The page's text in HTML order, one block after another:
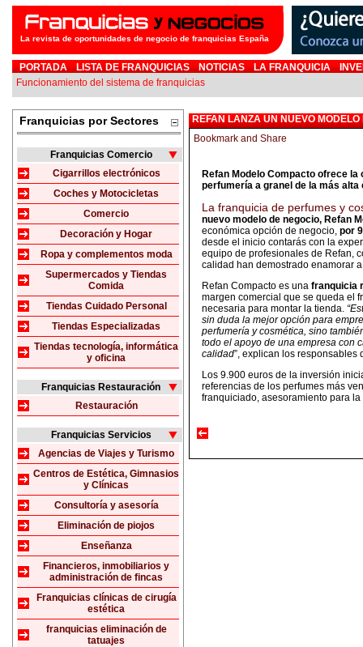
La revista de oportunidades de negocio de franquicias España
PORTADA LISTA DE FRANQUICIAS NOTICIAS LA FRANQUICIA
Funcionamiento del sistema de franquicias
Franquicias por Sectores
Franquicias Comercio
Cigarrillos electrónicos
Coches y Motocicletas
Comercio
Decoración y Hogar
Ropa y complementos moda
Supermercados y Tiendas
Comida
Tiendas Cuidado Personal
Tiendas Especializadas
Tiendas tecnología, informática
y oficina
Franquicias Restauración
Restauración
Franquicias Servicios
Agencias de Viajes y Turismo
Centros de Estética, Gimnasios
y Clínicas
Consultoría y asesoría
Eliminación de piojos
Enseñanza
Financieros, inmobiliarios y
administración de fincas
Franquicias clínicas de cirugía
estética
franquicias eliminación de
tatuajes
REFAN LANZA UN NUEVO
Refan Modelo Compacto ofrece
perfumería a granel de la más
La franquicia de perfumes y
nuevo modelo de negocio, Refan
económica opción de negocio, por
desde el inicio contarás con la
equipo de profesionales de Refan,
calidad han demostrado enamorar
Refan Compacto es una franquicia
margen comercial que se queda el
necesaria para montar la tienda.
sin duda la mejor opción para
perfumería y cosmética, sino
todo el apoyo de una empresa con
calidad”, explican los responsables
Los 9.900 euros de la inversión
referencias de los perfumes más
franquiciado, asesoramiento para